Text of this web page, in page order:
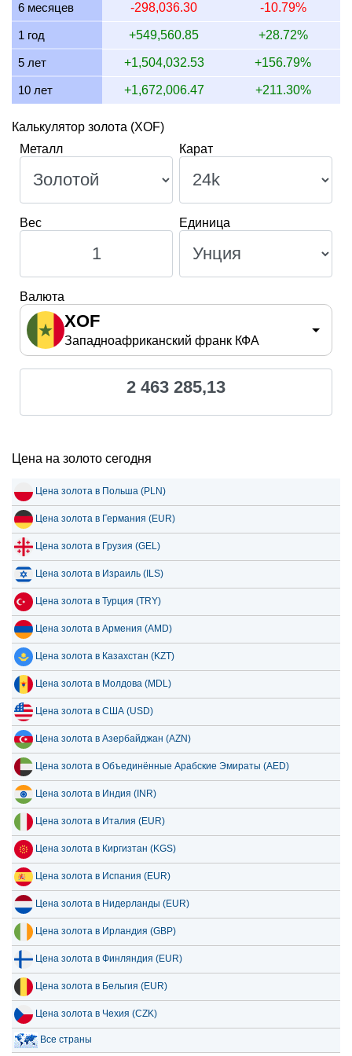
10 июля 2026 2,354,539.22 75,698.44 69,339.77
6 месяцев -298,036.30 -10.79%
1 год +549,560.85 +28.72%
5 лет +1,504,032.53 +156.79%
10 лет +1,672,006.47 +211.30%
Калькулятор золота (XOF)
Металл
Карат
Вес Единица
Валюта
XOF
Западноафриканский франк КФА
2 463 285,13
Цена на золото сегодня
Цена золота в Польша (PLN)
Цена золота в Германия (EUR)
Цена золота в Грузия (GEL)
Цена золота в Израиль (ILS)
Цена золота в Турция (TRY)
Цена золота в Армения (AMD)
Цена золота в Казахстан (KZT)
Цена золота в Молдова (MDL)
Цена золота в США (USD)
Цена золота в Азербайджан (AZN)
Цена золота в Объединённые Арабские Эмираты (AED)
Цена золота в Индия (INR)
Цена золота в Италия (EUR)
Цена золота в Киргизтан (KGS)
Цена золота в Испания (EUR)
Цена золота в Нидерланды (EUR)
Цена золота в Ирландия (GBP)
Цена золота в Финляндия (EUR)
Цена золота в Бельгия (EUR)
Цена золота в Чехия (CZK)
Все страны